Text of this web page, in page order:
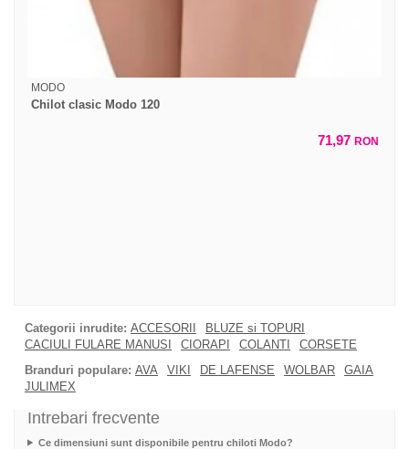
MODO
Chilot clasic Modo 120
71,97 RON
Categorii inrudite: ACCESORII
BLUZE si TOPURI
CACIULI FULARE MANUSI
CIORAPI COLANTI
CORSETE
Branduri populare: AVA VIKI DE LAFENSE WOLBAR
GAIA
JULIMEX
Intrebari frecvente
Ce dimensiuni sunt disponibile pentru chiloti Modo?